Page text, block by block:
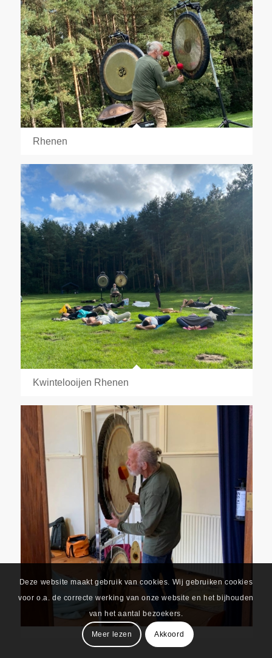
Rhenen
Kwintelooijen Rhenen
Deze website maakt gebruik van cookies. Wij gebruiken cookies
voor o.a. de correcte werking van onze website en het bijhouden
van het aantal bezoekers.
Meer lezen Akkoord